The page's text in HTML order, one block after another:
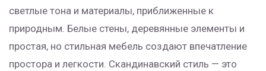
светлые тона и материалы, приближенные к
природным. Белые стены, деревянные элементы и
простая, но стильная мебель создают впечатление
простора и легкости. Скандинавский стиль — это